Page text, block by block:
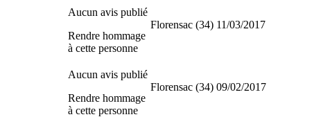
Aucun avis publié
Rendre hommage
à cette personne
Florensac (34) 11/03/2017
Aucun avis publié
Rendre hommage
à cette personne
Florensac (34) 09/02/2017